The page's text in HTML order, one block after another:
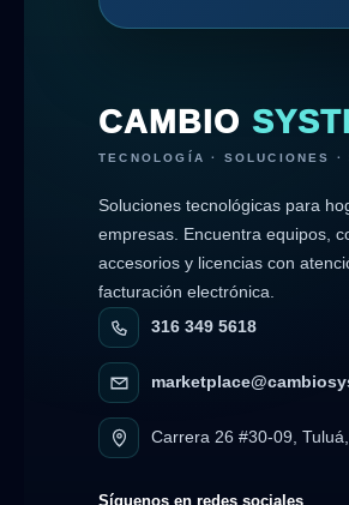
CAMBIO
TECNOLOGÍA · SOLUCIONES ·
Soluciones tecnológicas para
empresas. Encuentra equipos,
accesorios y licencias con
facturación electrónica.
316 349 5618
Carrera 26 #30-09,
Síguenos en redes sociales